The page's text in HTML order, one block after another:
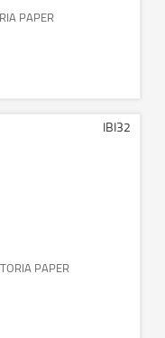
PAPER
IBI32
PAPER